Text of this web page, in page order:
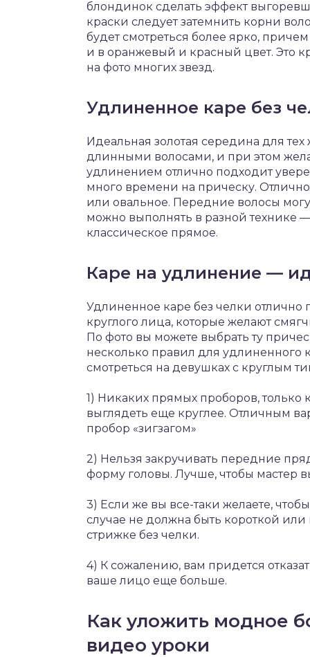
блондинок сделать эффект
краски следует затемнить корни
будет смотреться более ярко,
и в оранжевый и красный цвет. Это
на фото многих звезд.
Удлиненное каре без
Идеальная золотая середина для тех
длинными волосами, и при этом
удлинением отлично подходит
много времени на прическу.
или овальное. Передние волосы
можно выполнять в разной технике
классическое прямое.
Каре на удлинение —
Удлиненное каре без челки
круглого лица, которые желают
По фото вы можете выбрать ту
несколько правил для удлиненного
смотреться на девушках с круглым
1) Никаких прямых проборов,
выглядеть еще круглее. Отличным
пробор «зигзагом»
2) Нельзя закручивать передние
форму головы. Лучше, чтобы мастер
3) Если же вы все-таки желаете,
случае не должна быть короткой
стрижке без челки.
4) К сожалению, вам придется
ваше лицо еще больше.
Как уложить модное
видео уроки